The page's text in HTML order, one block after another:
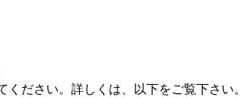
ださい。詳しくは、以下をご覧下さい。